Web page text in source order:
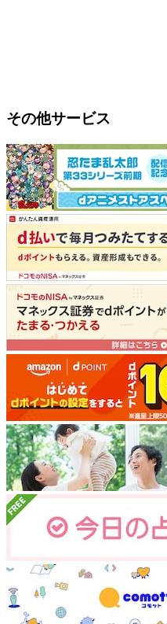
その他サービス